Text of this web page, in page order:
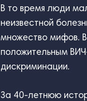
В то время люди
неизвестной
множество мифов.
положительным
дискриминации.
За 40-летнюю